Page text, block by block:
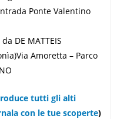
Ponte Valentino
DE MATTEIS
Amoretta – Parco
tutti gli alti
con le tue scoperte)